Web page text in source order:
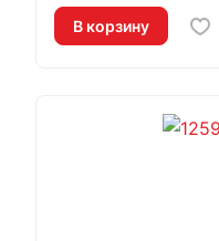
В корзину